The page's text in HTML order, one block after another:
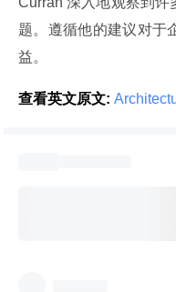
题。遵循他的建议对于
益。
查看英文原文: